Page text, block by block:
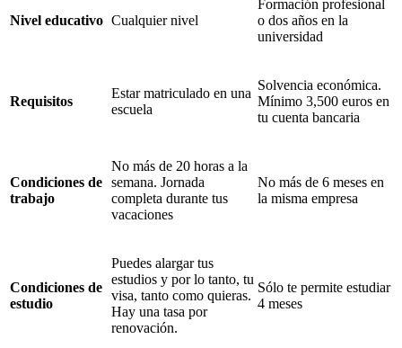
Nivel educativo Cualquier nivel
Formación profesional
o dos años en la
universidad
Requisitos
Estar matriculado en una
escuela
Solvencia económica.
Mínimo 3,500 euros en
tu cuenta bancaria
Condiciones de
trabajo
No más de 20 horas a la
semana. Jornada
completa durante tus
vacaciones
No más de 6 meses en
la misma empresa
Condiciones de
estudio
Puedes alargar tus
estudios y por lo tanto, tu
visa, tanto como quieras.
Hay una tasa por
renovación.
Sólo te permite estudiar
4 meses